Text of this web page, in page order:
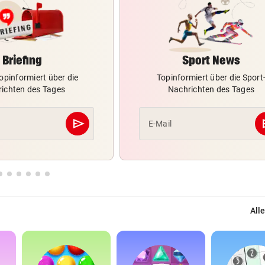
Briefing
über die
des Tages
send
Abschicken
Sport News
Topinformiert über die Sport-
Nachrichten des Tages
E-Mail